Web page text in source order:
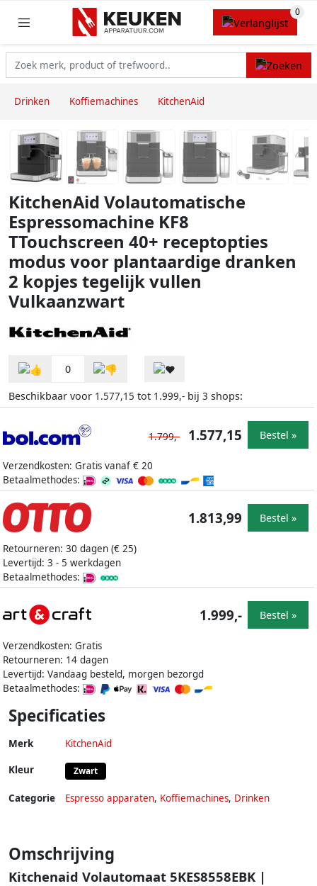
Drinken Koffiemachines KitchenAid
KitchenAid Volautomatische
Espressomachine KF8
TTouchscreen 40+ receptopties
modus voor plantaardige dranken
2 kopjes tegelijk vullen
Vulkaanzwart
0
Beschikbaar voor 1.577,15 tot 1.999,- bij 3 shops:
Verzendkosten: Gratis vanaf € 20
Betaalmethodes:
1.799,- 1.577,15 Bestel »
Retourneren: 30 dagen (€ 25)
Levertijd: 3 - 5 werkdagen
Betaalmethodes:
1.813,99 Bestel »
Verzendkosten: Gratis
Retourneren: 14 dagen
Levertijd: Vandaag besteld, morgen bezorgd
Betaalmethodes:
1.999,- Bestel »
Specificaties
Merk KitchenAid
Kleur Zwart
Categorie Espresso apparaten, Koffiemachines, Drinken
Omschrijving
Kitchenaid Volautomaat 5KES8558EBK |